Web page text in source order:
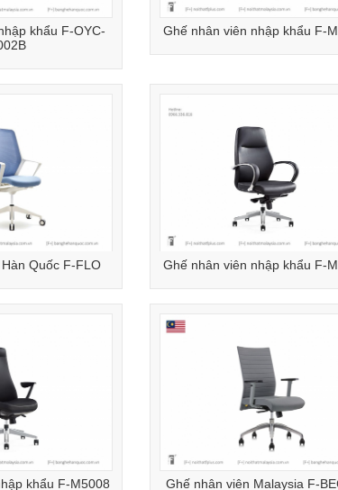
khẩu F-OYC-
Ghế nhân viên nhập khẩu F-
Quốc F-FLO Ghế nhân viên nhập khẩu F-
khẩu F-M5008 Ghế nhân viên Malaysia F-